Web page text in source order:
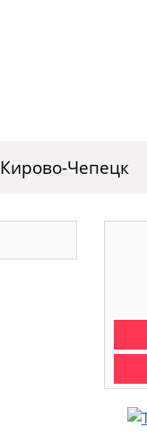
Кирово-Чепецк